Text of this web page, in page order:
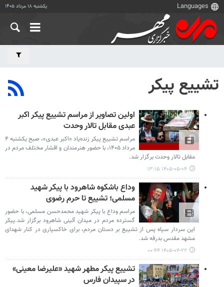
یکشنبه ۱۸ مرداد ۱۴۰۵
تشییع پیکر
اولین تصاویر از مراسم تشییع پیکر اکبر
عبدی مقابل تالار وحدت
مراسم تشییع پیکر زنده‌یاد «اکبر عبدی»، صبح یکشنبه ۴
مرداد ۱۴۰۵، با حضور هنرمندان و اقشار مختلف مردم در
مقابل تالار وحدت برگزار شد.
۱۴۰۵-۰۵-۰۴ ۱۳:۱۵
وداع باشکوه شاهرود با پیکر شهید
مسلمی؛ تشییع تا حرم رضوی
مراسم وداع با پیکر شهید محمدحسن مسلمی، با حضور
گسترده مردم در میدان آئینی شاهرود برگزار شد.پیکر
این سردار سپاه پس از تشییع بر دستان مردم، برای خاکسپاری در کنار شهدای
مشهد مقدس بدرقه شد.
۱۴۰۵-۰۴-۲۲ ۰۰:۴۴
تشییع پیکر مطهر شهید «علیرضا معینی»
در سپیدان فارس